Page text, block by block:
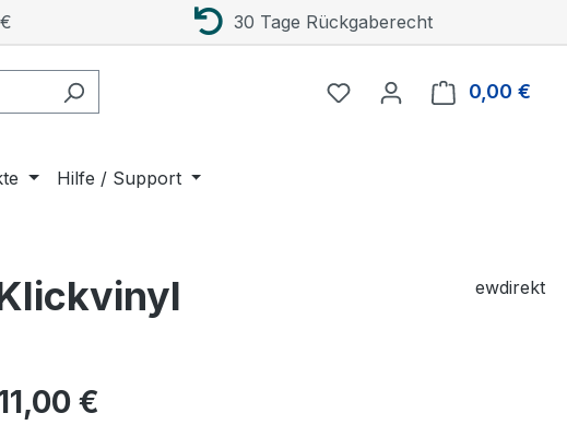
30 Tage Rückgaberecht
0,00 €
Hilfe / Support
ewdirekt
Preis:
€